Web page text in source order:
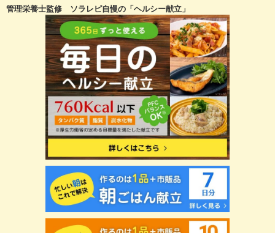
管理栄養士監修 ソラレピ自慢の「ヘルシー献立」